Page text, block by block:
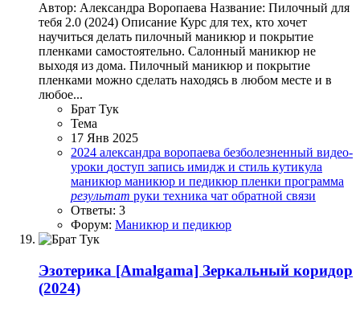
Автор: Александра Воропаева Название: Пилочный для
тебя 2.0 (2024) Описание Курс для тех, кто хочет
научиться делать пилочный маникюр и покрытие
пленками самостоятельно. Салонный маникюр не
выходя из дома. Пилочный маникюр и покрытие
пленками можно сделать находясь в любом месте и в
любое...
Брат Тук
Тема
17 Янв 2025
2024 александра воропаева безболезненный видео-
уроки доступ запись имидж и стиль кутикула
маникюр маникюр и педикюр пленки программа
результат руки техника чат обратной связи
Ответы: 3
Форум: Маникюр и педикюр
Эзотерика [Amalgama] Зеркальный коридор
(2024)